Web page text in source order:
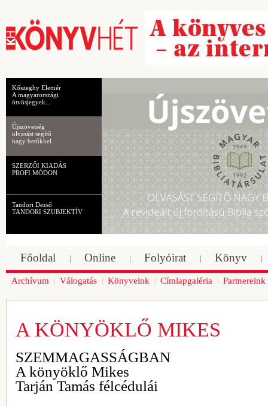
Kőszeghy Elemér
A magyarországi
ötvösjegyek...
Újszövetség
olvasást segítő
nagy betűkkel
SZERZŐI KIADÁS
PROFI MÓDON
Tandori Dezső
TANDORI SZUBJEKTÍV
Főoldal Online Folyóirat Könyv
Archívum Válogatás Könyveink Címlapgaléria Partnereink
A KÖNYÖKLŐ MIKES
SZEMMAGASSÁGBAN
A könyöklő Mikes
Tarján Tamás félcédulái